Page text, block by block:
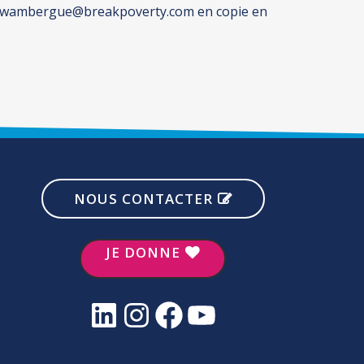
en copie en
NOUS CONTACTER
JE DONNE
LinkedInInstagramFacebookYouTube